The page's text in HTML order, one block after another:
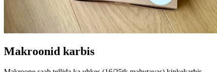
Makroonid karbis